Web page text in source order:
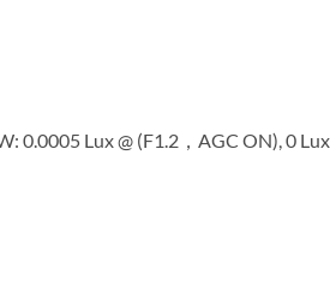
0.0005 Lux @ (F1.2，AGC ON), 0